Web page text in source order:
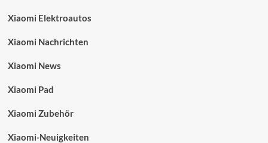
Xiaomi Elektroautos
Xiaomi Nachrichten
Xiaomi News
Xiaomi Pad
Xiaomi Zubehör
Xiaomi-Neuigkeiten